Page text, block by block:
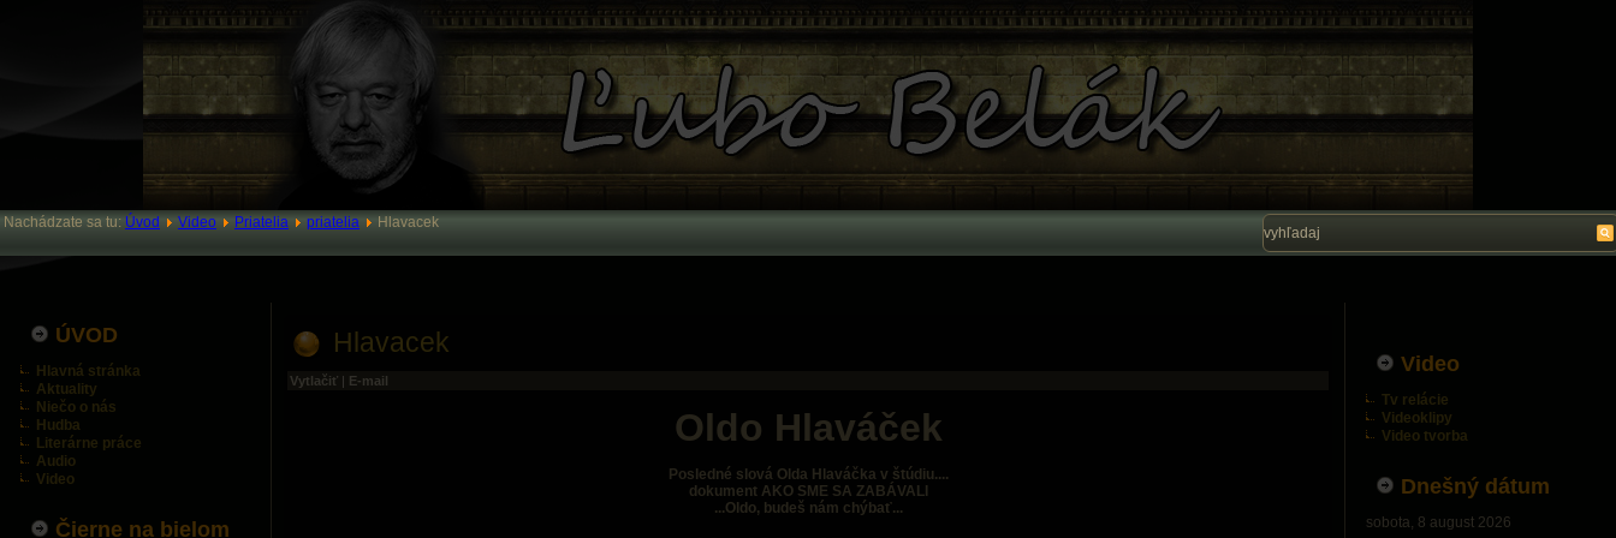
Nachádzate sa tu: Úvod Video Priatelia priatelia Hlavacek
ÚVOD
Hlavná stránka
Aktuality
Niečo o nás
Hudba
Literárne práce
Audio
Video
Čierne na bielom
Hlavacek
Vytlačiť | E-mail
Oldo Hlaváček
Posledné slová Olda Hlaváčka v štúdiu....
dokument AKO SME SA ZABÁVALI
...Oldo, budeš nám chýbať...
Video
Tv relácie
Videoklipy
Video tvorba
Dnešný dátum
sobota, 8 august 2026